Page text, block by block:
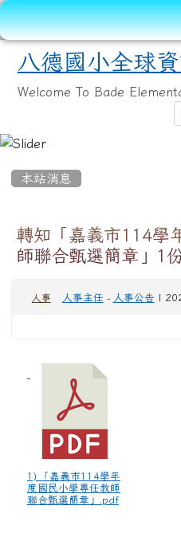
八德國小全球
Welcome To Bade
本站消息
轉知「嘉義市114學
師聯合甄選簡章」1
人事 人事主任 - 人事公告 |
1) 「嘉義市114學年
度國民小學專任教師
聯合甄選簡章」.pdf